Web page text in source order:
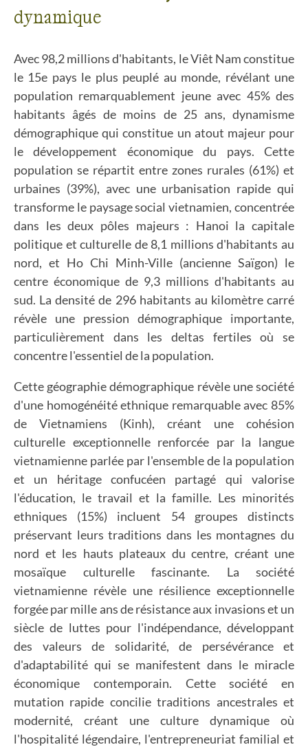
dynamique
Avec 98,2 millions d'habitants, le Viêt Nam constitue
le 15e pays le plus peuplé au monde, révélant une
population remarquablement jeune avec 45% des
habitants âgés de moins de 25 ans, dynamisme
démographique qui constitue un atout majeur pour
le développement économique du pays. Cette
population se répartit entre zones rurales (61%) et
urbaines (39%), avec une urbanisation rapide qui
transforme le paysage social vietnamien, concentrée
dans les deux pôles majeurs : Hanoi la capitale
politique et culturelle de 8,1 millions d'habitants au
nord, et Ho Chi Minh-Ville (ancienne Saïgon) le
centre économique de 9,3 millions d'habitants au
sud. La densité de 296 habitants au kilomètre carré
révèle une pression démographique importante,
particulièrement dans les deltas fertiles où se
concentre l'essentiel de la population.
Cette géographie démographique révèle une société
d'une homogénéité ethnique remarquable avec 85%
de Vietnamiens (Kinh), créant une cohésion
culturelle exceptionnelle renforcée par la langue
vietnamienne parlée par l'ensemble de la population
et un héritage confucéen partagé qui valorise
l'éducation, le travail et la famille. Les minorités
ethniques (15%) incluent 54 groupes distincts
préservant leurs traditions dans les montagnes du
nord et les hauts plateaux du centre, créant une
mosaïque culturelle fascinante. La société
vietnamienne révèle une résilience exceptionnelle
forgée par mille ans de résistance aux invasions et un
siècle de luttes pour l'indépendance, développant
des valeurs de solidarité, de persévérance et
d'adaptabilité qui se manifestent dans le miracle
économique contemporain. Cette société en
mutation rapide concilie traditions ancestrales et
modernité, créant une culture dynamique où
l'hospitalité légendaire, l'entrepreneuriat familial et